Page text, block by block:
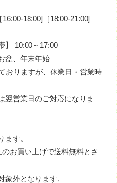
16:00-18:00]［18:00-21:00]
】 10:00～17:00
盆、年末年始
おりますが、休業日・営業時
翌営業日のご対応になりま
ます。
のお買い上げで送料無料とさ
象外となります。